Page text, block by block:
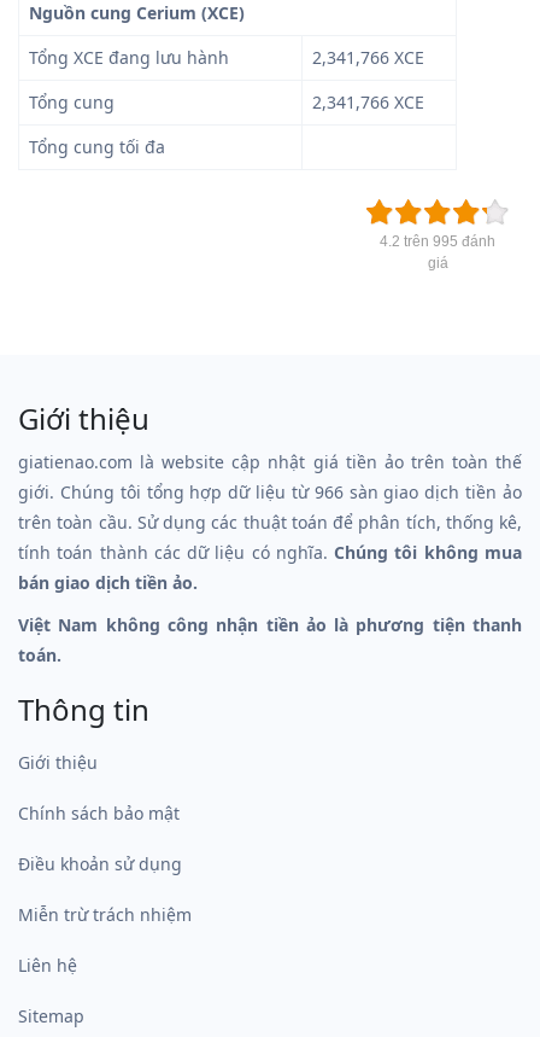
Nguồn cung Cerium (XCE)
Tổng XCE đang lưu hành
2,341,766 XCE
Tổng cung
2,341,766 XCE
Tổng cung tối đa
4.2 trên 995 đánh
giá
Giới thiệu
giatienao.com là website cập nhật giá tiền ảo trên toàn thế
giới. Chúng tôi tổng hợp dữ liệu từ 966 sàn giao dịch tiền ảo
trên toàn cầu. Sử dụng các thuật toán để phân tích, thống kê,
tính toán thành các dữ liệu có nghĩa.Chúng tôi không mua
bán giao dịch tiền ảo.
Việt Nam không công nhận tiền ảo là phương tiện thanh
toán.
Thông tin
Giới thiệu
Chính sách bảo mật
Điều khoản sử dụng
Miễn trừ trách nhiệm
Liên hệ
Sitemap